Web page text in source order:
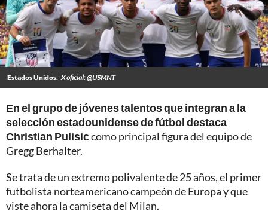
Estados Unidos. X oficial: @USMNT
En el grupo de jóvenes talentos que integran a la
selección estadounidense de fútbol destaca
Christian Pulisiccomo principal figura del equipo de
Gregg Berhalter.
Se trata de un extremo polivalente de 25 años, el primer
futbolista norteamericano campeón de Europa y que
viste ahora la camiseta del Milan.